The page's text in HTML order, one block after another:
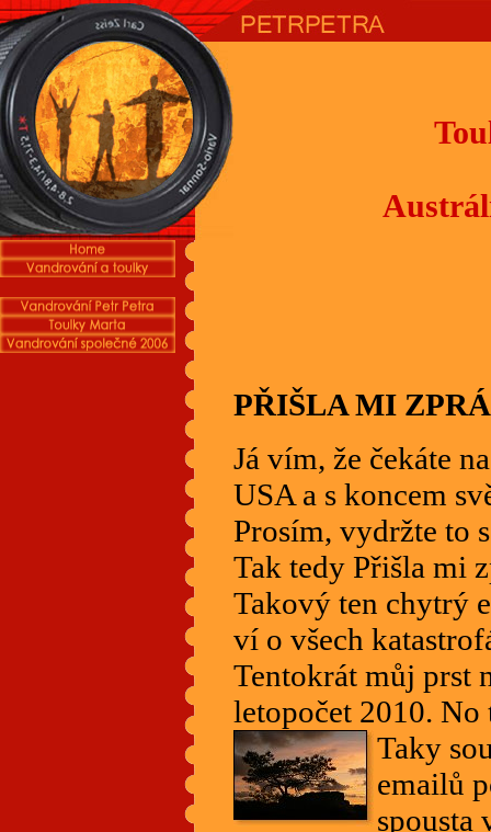
PŘIŠLA MI
Já vím, že čekáte
USA a s koncem
Prosím, vydržte to
Tak tedy Přišla mi
Takový ten chytrý
ví o všech
Tentokrát můj prst
letopočet 2010.
Taky
emailů
spousta